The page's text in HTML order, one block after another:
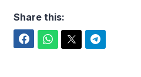
Share this: